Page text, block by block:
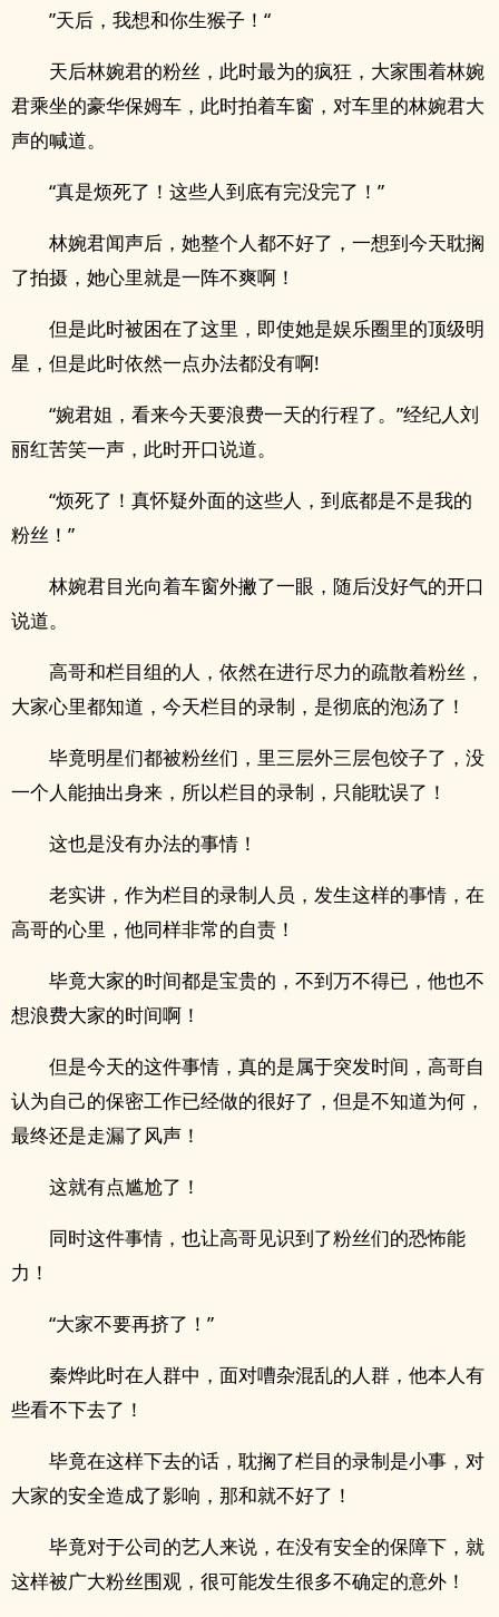
”天后，我想和你生猴子！“
天后林婉君的粉丝，此时最为的疯狂，大家围着林婉
君乘坐的豪华保姆车，此时拍着车窗，对车里的林婉君大
声的喊道。
“真是烦死了！这些人到底有完没完了！”
林婉君闻声后，她整个人都不好了，一想到今天耽搁
了拍摄，她心里就是一阵不爽啊！
但是此时被困在了这里，即使她是娱乐圈里的顶级明
星，但是此时依然一点办法都没有啊!
“婉君姐，看来今天要浪费一天的行程了。”经纪人刘
丽红苦笑一声，此时开口说道。
“烦死了！真怀疑外面的这些人，到底都是不是我的
粉丝！”
林婉君目光向着车窗外撇了一眼，随后没好气的开口
说道。
高哥和栏目组的人，依然在进行尽力的疏散着粉丝，
大家心里都知道，今天栏目的录制，是彻底的泡汤了！
毕竟明星们都被粉丝们，里三层外三层包饺子了，没
一个人能抽出身来，所以栏目的录制，只能耽误了！
这也是没有办法的事情！
老实讲，作为栏目的录制人员，发生这样的事情，在
高哥的心里，他同样非常的自责！
毕竟大家的时间都是宝贵的，不到万不得已，他也不
想浪费大家的时间啊！
但是今天的这件事情，真的是属于突发时间，高哥自
认为自己的保密工作已经做的很好了，但是不知道为何，
最终还是走漏了风声！
这就有点尴尬了！
同时这件事情，也让高哥见识到了粉丝们的恐怖能
力！
“大家不要再挤了！”
秦烨此时在人群中，面对嘈杂混乱的人群，他本人有
些看不下去了！
毕竟在这样下去的话，耽搁了栏目的录制是小事，对
大家的安全造成了影响，那和就不好了！
毕竟对于公司的艺人来说，在没有安全的保障下，就
这样被广大粉丝围观，很可能发生很多不确定的意外！